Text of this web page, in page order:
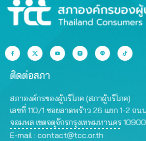
ติดต่อสภา
สภาองค์กรของผู้บริโภค (สภาผู้บริโภค)
เลขที่ 110/1 ซอยลาดพร้าว 26 แยก 1-2 ถ
จอมพล เขตจตุจักรกรุงเทพมหานคร 10900
E-mail : contact@tcc.or.th